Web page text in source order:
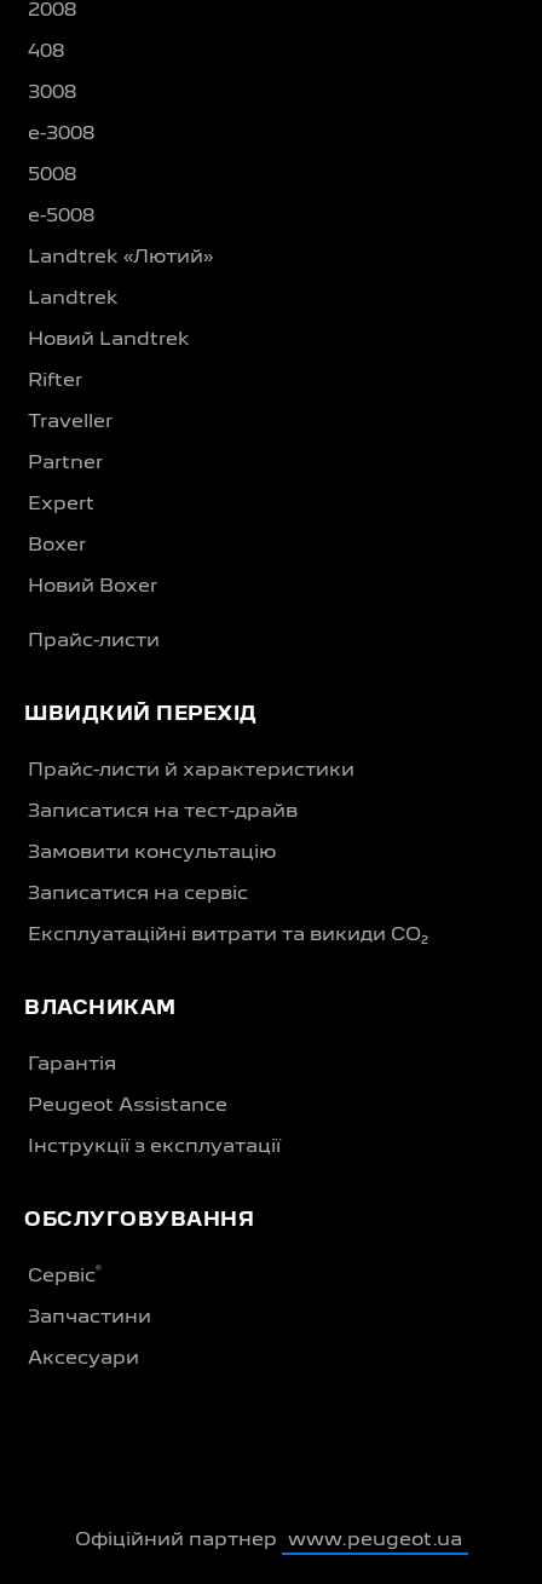
2008
408
3008
e-3008
5008
e-5008
Landtrek «Лютий»
Landtrek
Новий Landtrek
Rifter
Traveller
Partner
Expert
Boxer
Новий Boxer
Прайс-листи
ШВИДКИЙ ПЕРЕХІД
Прайс-листи й характеристики
Записатися на тест-драйв
Замовити консультацію
Записатися на сервіс
Експлуатаційні витрати та викиди CO₂
ВЛАСНИКАМ
Гарантія
Peugeot Assistance
Інструкції з експлуатації
ОБСЛУГОВУВАННЯ
Сервіс®
Запчастини
Аксесуари
Офіційний партнер www.peugeot.ua